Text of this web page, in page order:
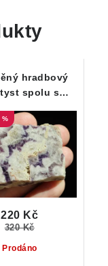
hradbový
spolu s
%
Prodáno
220 Kč
320 Kč